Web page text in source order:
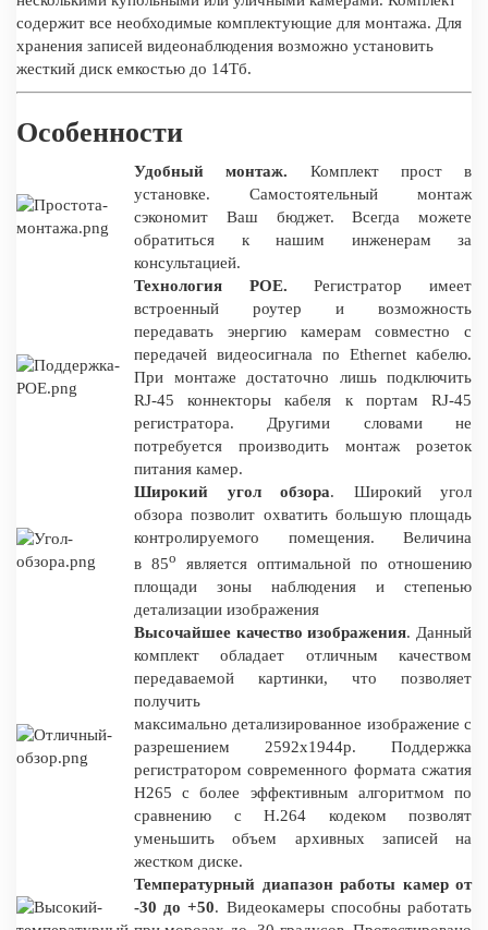
содержит все необходимые комплектующие для монтажа. Для
хранения записей видеонаблюдения возможно установить
жесткий диск емкостью до 14Тб.
Особенности
Удобный монтаж. Комплект прост в
установке. Самостоятельный монтаж
сэкономит Ваш бюджет. Всегда можете
обратиться к нашим инженерам за
консультацией.
Технология POE. Регистратор имеет
встроенный роутер и возможность
передавать энергию камерам совместно с
передачей видеосигнала по Ethernet кабелю.
При монтаже достаточно лишь подключить
RJ-45 коннекторы кабеля к портам RJ-45
регистратора. Другими словами не
потребуется производить монтаж розеток
питания камер.
Широкий угол обзора. Широкий угол
обзора позволит охватить большую площадь
контролируемого помещения. Величина
в 85о
является оптимальной по отношению
площади зоны наблюдения и степенью
детализации изображения
Высочайшее качество изображения. Данный
комплект обладает отличным качеством
передаваемой картинки, что позволяет
получить
максимально детализированное изображение с
разрешением 2592x1944p. Поддержка
регистратором современного формата сжатия
H265 c более эффективным алгоритмом по
сравнению с H.264 кодеком позволят
уменьшить объем архивных записей на
жестком диске.
Температурный диапазон работы камер от
-30 до +50. Видеокамеры способны работать